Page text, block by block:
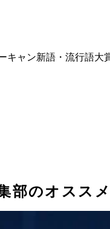
ャン新語・流行語
部のオススメ